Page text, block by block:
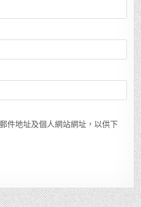
件地址及個人網站網址，以供下